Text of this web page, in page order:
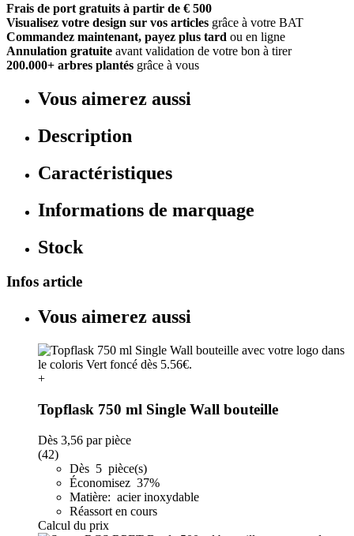
Frais de port gratuits à partir de € 500
Visualisez votre design sur vos articles grâce à votre BAT
Commandez maintenant, payez plus tard ou en ligne
Annulation gratuite avant validation de votre bon à tirer
200.000+ arbres plantés grâce à vous
Vous aimerez aussi
Description
Caractéristiques
Informations de marquage
Stock
Infos article
Vous aimerez aussi
+
Topflask 750 ml Single Wall bouteille
Dès 3,56 par pièce
(42)
Dès 5 pièce(s)
Économisez 37%
Matière: acier inoxydable
Réassort en cours
Calcul du prix